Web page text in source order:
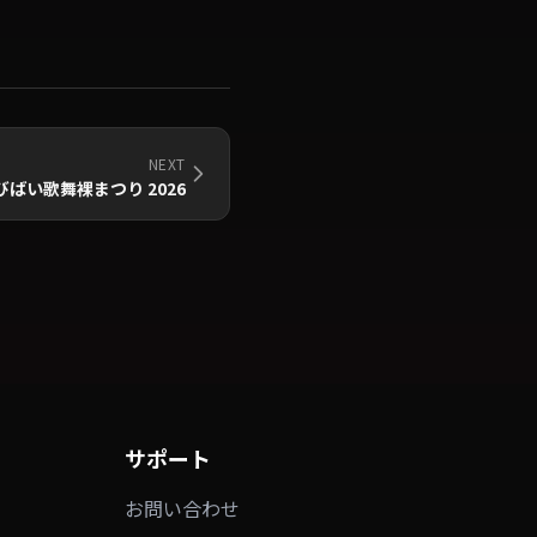
NEXT
ばい歌舞裸まつり 2026
サポート
お問い合わせ